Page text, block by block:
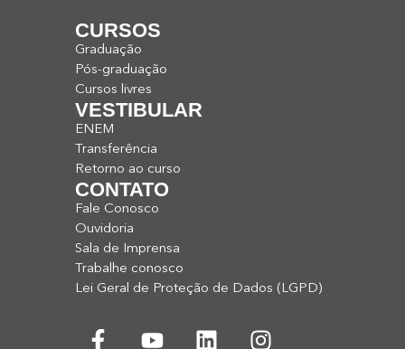
CURSOS
Graduação
Pós-graduação
Cursos livres
VESTIBULAR
ENEM
Transferência
Retorno ao curso
CONTATO
Fale Conosco
Ouvidoria
Sala de Imprensa
Trabalhe conosco
Lei Geral de Proteção de Dados (LGPD)